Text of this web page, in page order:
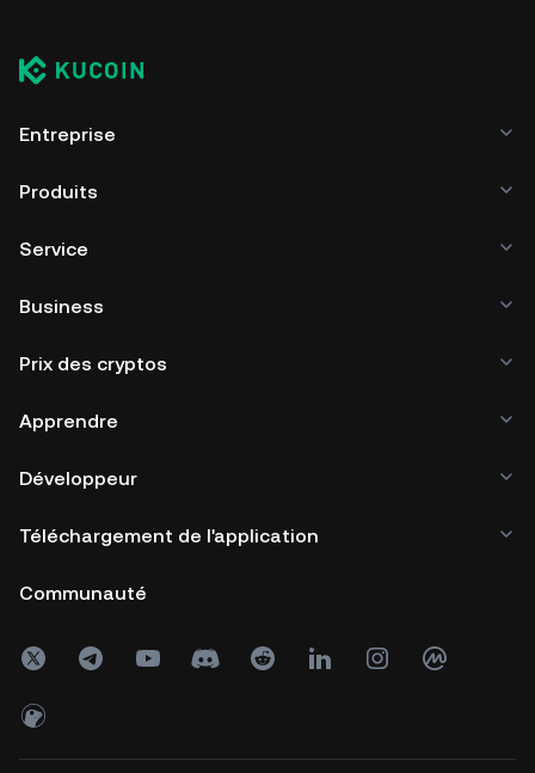
Entreprise
Produits
Service
Business
Prix des cryptos
Apprendre
Développeur
Téléchargement de l'application
Communauté